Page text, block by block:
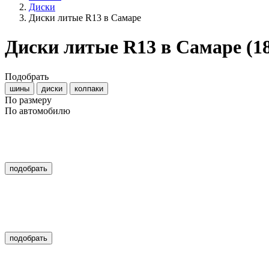
Диски
Диски литые R13 в Самаре
Диски литые R13 в Самаре
Подобрать
шины диски колпаки
По размеру
По автомобилю
подобрать
подобрать